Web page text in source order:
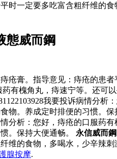
一定要多吃富含粗纤维的
態威而鋼
疮膏。指导意见：痔疮的患
有槐角丸，痔速宁等。还可
我要投诉病情分析
物。养成定时排便的习惯。保
情分析：您好，痔疮的口服药
。保持大便通畅。 永信威而鋼
的食物，多喝水，少辛辣
腺按摩.